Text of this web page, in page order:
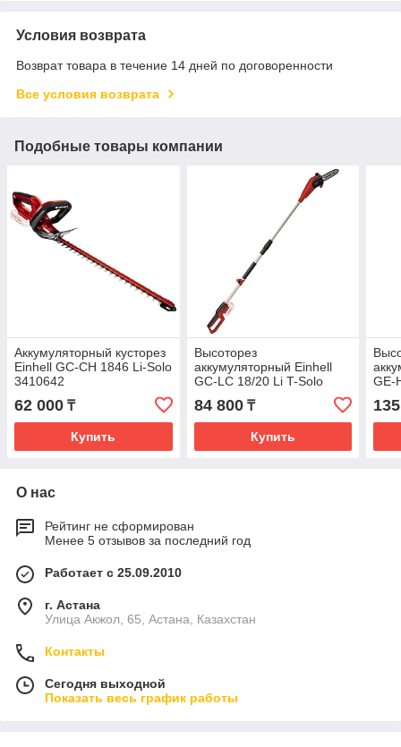
Условия возврата
Возврат товара в течение 14 дней по договоренности
Все условия возврата
Подобные товары компании
Аккумуляторный кусторез
Einhell GC-CH 1846 Li-Solo
3410642
62 000 ₸
Купить
Высоторез
аккумуляторный Einhell
GC-LC 18/20 Li T-Solo
84 800₸
Купить
GE-
О нас
Рейтинг не сформирован
Менее 5 отзывов за последний год
Работает с 25.09.2010
г. Астана
Улица Акжол, 65, Астана, Казахстан
Контакты
Сегодня выходной
Показать весь график работы